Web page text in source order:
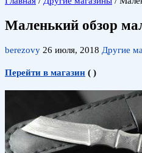
Маленький обзор
berezovy 26 июля, 2018 Другие
Перейти в магазин ( )